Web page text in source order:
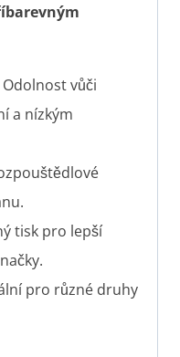
Odolnost vůči
a nízkým
tisk pro lepší
pro různé druhy